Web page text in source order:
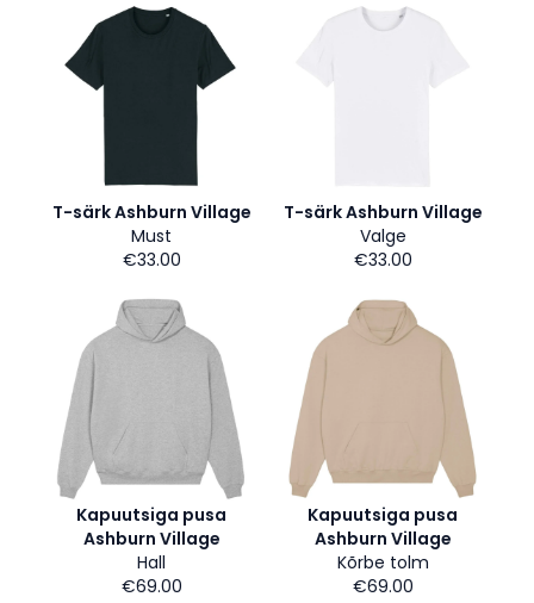
T-särk Ashburn Village
Must
€33.00
T-särk Ashburn Village
Valge
€33.00
Kapuutsiga pusa
Ashburn Village
Hall
€69.00
Kapuutsiga pusa
Ashburn Village
Kõrbe tolm
€69.00